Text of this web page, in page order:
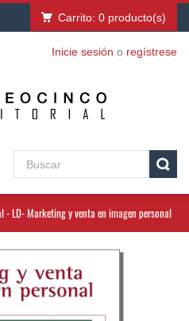
Carrito: 0 producto(s)
Inicie sesión o regístrese
- LD- Marketing y venta en imagen personal